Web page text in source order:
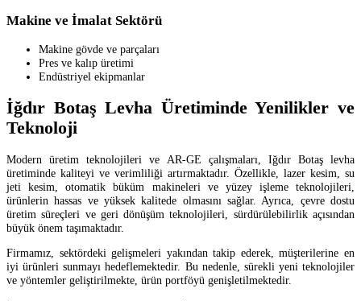
Makine ve İmalat Sektörü
Makine gövde ve parçaları
Pres ve kalıp üretimi
Endüstriyel ekipmanlar
İğdır Botaş Levha Üretiminde Yenilikler ve
Teknoloji
Modern üretim teknolojileri ve AR-GE çalışmaları, Iğdır Botaş levha
üretiminde kaliteyi ve verimliliği artırmaktadır. Özellikle, lazer kesim, su
jeti kesim, otomatik büküm makineleri ve yüzey işleme teknolojileri,
ürünlerin hassas ve yüksek kalitede olmasını sağlar. Ayrıca, çevre dostu
üretim süreçleri ve geri dönüşüm teknolojileri, sürdürülebilirlik açısından
büyük önem taşımaktadır.
Firmamız, sektördeki gelişmeleri yakından takip ederek, müşterilerine en
iyi ürünleri sunmayı hedeflemektedir. Bu nedenle, sürekli yeni teknolojiler
ve yöntemler geliştirilmekte, ürün portföyü genişletilmektedir.